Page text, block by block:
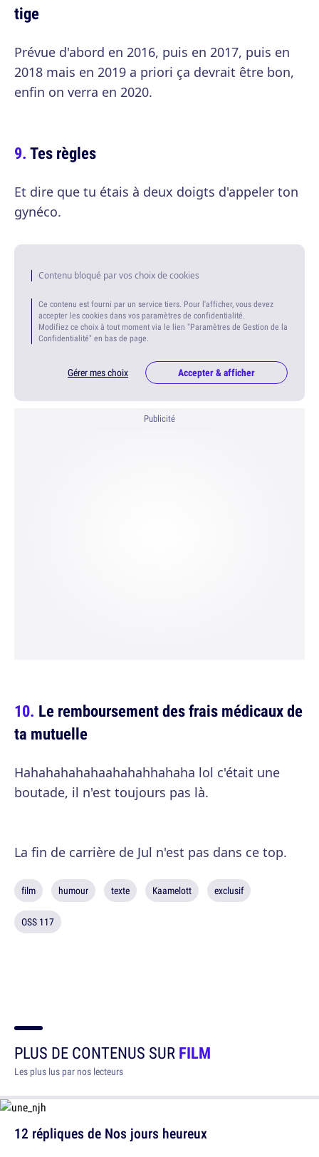
tige
Prévue d'abord en 2016, puis en 2017, puis en
2018 mais en 2019 a priori ça devrait être bon,
enfin on verra en 2020.
Tes règles
Et dire que tu étais à deux doigts d'appeler ton
gynéco.
Contenu bloqué par vos choix de cookies
Ce contenu est fourni par un service tiers. Pour l'afficher, vous devez
accepter les cookies dans vos paramètres de confidentialité.
Modifiez ce choix à tout moment via le lien "Paramètres de Gestion de la
Confidentialité" en bas de page.
Gérer mes choix Accepter & afficher
Publicité
Le remboursement des frais médicaux de
ta mutuelle
Hahahahahahaahahahhahaha lol c'était une
boutade, il n'est toujours pas là.
La fin de carrière de Jul n'est pas dans ce top.
film humour texte Kaamelott exclusif
OSS 117
PLUS DE CONTENUS SURFILM
Les plus lus par nos lecteurs
12 répliques de Nos jours heureux